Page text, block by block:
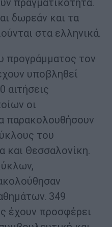
πραγματικότητα.
δωρεάν και τα
στα ελληνικά.
προγράμματος τον
υποβληθεί
αιτήσεις
οι
παρακολουθήσουν
του
και Θεσσαλονίκη.
349
έχουν προσφέρει